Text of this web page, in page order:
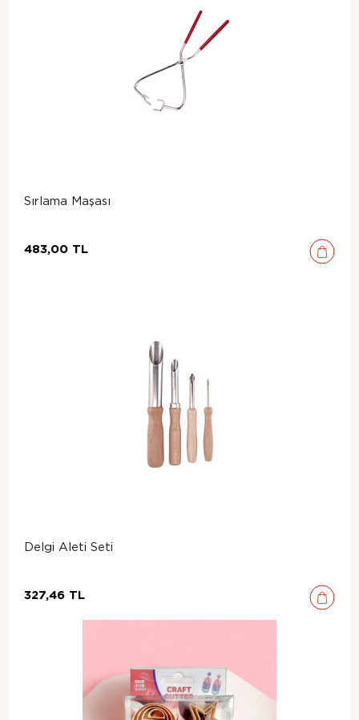
Sırlama Maşası
483,00 TL
Delgi Aleti Seti
327,46 TL